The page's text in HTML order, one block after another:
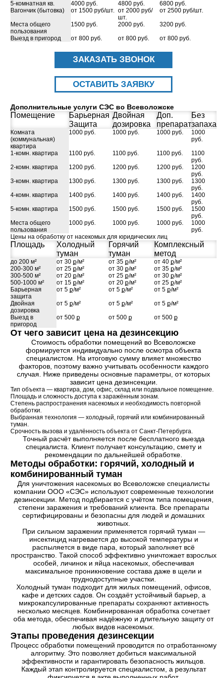
5-комнатная кв. 4000 руб. 4800 руб.
6800 руб.
Вагончик (бытовка)
от 1500 руб/шт.
от 2000 руб/
шт.
от 2500 руб/шт.
Места общего
пользования
1500 руб. 2000 руб.
3200 руб.
Выезд в пригород
от 800 руб. от 800 руб. от 800 руб.
ЗАКАЗАТЬ ЗВОНОК
ОСТАВИТЬ ЗАЯВКУ
Дополнительные услуги СЭС во Всеволожске
Помещение
Барьерная
Защита
Двойная
дозировка
Доп.
препарат
Без
запаха
Комната
(коммунальная)
квартира
1000 руб. 1000 руб. 1000 руб.
1000
руб.
1-комн. квартира
1100 руб. 1100 руб. 1100 руб.
1100
руб.
2-комн. квартира
1200 руб. 1200 руб. 1200 руб.
1200
руб.
3-комн. квартира
1300 руб. 1300 руб. 1300 руб.
1300
руб.
4-комн. квартира
1400 руб. 1400 руб. 1400 руб.
1400
руб.
5-комн. квартира
1500 руб. 1500 руб. 1500 руб.
1500
руб.
Места общего
пользования
1000 руб. 1000 руб. 1000 руб.
1000
руб.
Цены на обработку от насекомых для юридических лиц
Площадь
Холодный
туман
Горячий
туман
Комплексный
метод
до 200 м² от 30 ք/м² от 35 ք/м²
от 40 ք/м²
200-300 м²
от 25 ք/м² от 30 ք/м²
от 35 ք/м²
300-500 м²
от 20 ք/м² от 25 ք/м²
от 30 ք/м²
500-1000 м²
от 15 ք/м² от 20 ք/м²
от 25 ք/м²
Барьерная
защита
от 5 ք/м² от 5 ք/м²
от 5 ք/м²
Двойная
дозировка
от 5 ք/м² от 5 ք/м²
от 5 ք/м²
Выезд в
пригород
от 500 ք от 500 ք от 500 ք
От чего зависит цена на дезинсекцию
Стоимость обработки помещений во Всеволожске
формируется индивидуально после осмотра объекта
специалистом. На итоговую сумму влияет множество
факторов, поэтому важно учитывать особенности каждого
случая. Ниже приведены основные параметры, от которых
зависит цена дезинсекции.
Тип объекта — квартира, дом, офис, склад или подвальное помещение.
Площадь и сложность доступа к заражённым зонам.
Степень распространения насекомых и необходимость повторной
обработки.
Выбранная технология — холодный, горячий или комбинированный
туман.
Срочность вызова и удалённость объекта от Санкт-Петербурга.
Точный расчёт выполняется после бесплатного выезда
специалиста. Клиент получает консультацию, смету и
рекомендации по дальнейшей обработке.
Методы обработки: горячий, холодный и
комбинированный туман
Для уничтожения насекомых во Всеволожске специалисты
компании ООО «СЭС» используют современные технологии
дезинсекции. Метод подбирается с учётом типа помещения,
степени заражения и требований клиента. Все препараты
сертифицированы и безопасны для людей и домашних
животных.
При сильном заражении применяется горячий туман —
инсектицид нагревается до высокой температуры и
распыляется в виде пара, который заполняет всё
пространство. Такой способ эффективно уничтожает взрослых
особей, личинок и яйца насекомых, обеспечивая
максимальное проникновение состава даже в щели и
труднодоступные участки.
Холодный туман подходит для жилых помещений, офисов,
кафе и детских садов. Он создаёт устойчивый барьер, а
микрокапсулированные препараты сохраняют активность
несколько месяцев. Комбинированная обработка сочетает
оба метода, обеспечивая надёжную и длительную защиту от
любых видов насекомых.
Этапы проведения дезинсекции
Процесс обработки помещений проводится по отработанному
алгоритму. Это позволяет добиться максимальной
эффективности и гарантировать безопасность жильцов.
Каждый этап контролируется специалистом, а результат